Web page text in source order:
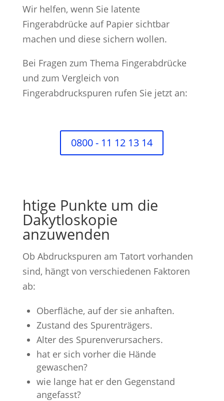
Wir helfen, wenn Sie latente
Fingerabdrücke auf Papier sichtbar
machen und diese sichern wollen.
Bei Fragen zum Thema Fingerabdrücke
und zum Vergleich von
Fingerabdruckspuren rufen Sie jetzt an:
0800 - 11 12 13 14
htige Punkte um die
Dakytloskopie
anzuwenden
Ob Abdruckspuren am Tatort vorhanden
sind, hängt von verschiedenen Faktoren
ab:
Oberfläche, auf der sie anhaften.
Zustand des Spurenträgers.
Alter des Spurenverursachers.
hat er sich vorher die Hände
gewaschen?
wie lange hat er den Gegenstand
angefasst?